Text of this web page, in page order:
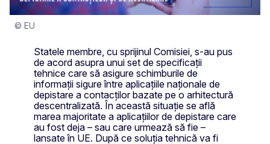
© EU
Statele membre, cu sprijinul Comisiei, s-au pus
de acord asupra unui set de specificații
tehnice care să asigure schimburile de
informații sigure între aplicațiile naționale de
depistare a contacților bazate pe o arhitectură
descentralizată. În această situație se află
marea majoritate a aplicațiilor de depistare care
au fost deja – sau care urmează să fie –
lansate în UE. După ce soluția tehnică va fi